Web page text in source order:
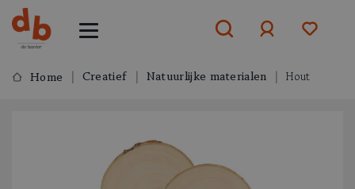
ofaanmelden
Home Creatief Natuurlijke materialen Hout